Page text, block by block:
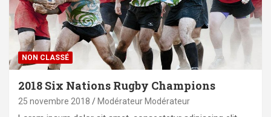
NON CLASSÉ
2018 Six Nations Rugby Champions
25 novembre 2018 Modérateur Modérateur